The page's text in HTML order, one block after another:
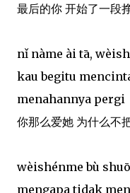
最后的你 开始了一段
nǐ nàme ài tā,
kau begitu
menahannya pergi
你那么爱她 为什么不
wèishénme bù
mengapa tidak